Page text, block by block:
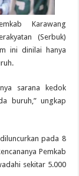
Karawang
(Serbuk)
ini dinilai hanya
sarana kedok
buruh,” ungkap
pada 8
Pemkab
sekitar 5.000